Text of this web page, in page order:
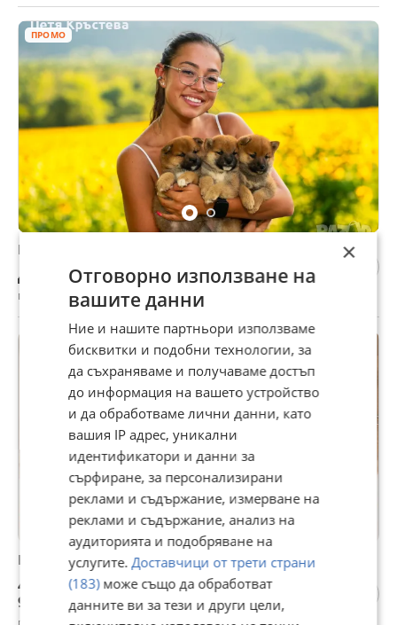
ПРОМО
Шиба ину бебета
Договаряне
гр. Роман, Враца, 04 август
Еър Фрайър с горещ въздух
46,99 €
91,90 лв
×
Отговорно използване на
вашите данни
Ние и нашите партньори използваме
бисквитки и подобни технологии, за
да съхраняваме и получаваме достъп
до информация на вашето устройство
и да обработваме лични данни, като
вашия IP адрес, уникални
идентификатори и данни за
сърфиране, за персонализирани
реклами и съдържание, измерване на
реклами и съдържание, анализ на
аудиторията и подобряване на
услугите.Доставчици от трети страни
(183)може също да обработват
данните ви за тези и други цели,